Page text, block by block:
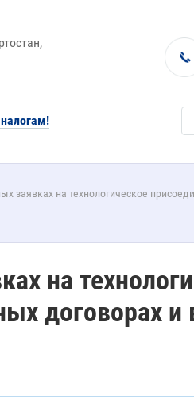
заявках на технологическое
на
договорах